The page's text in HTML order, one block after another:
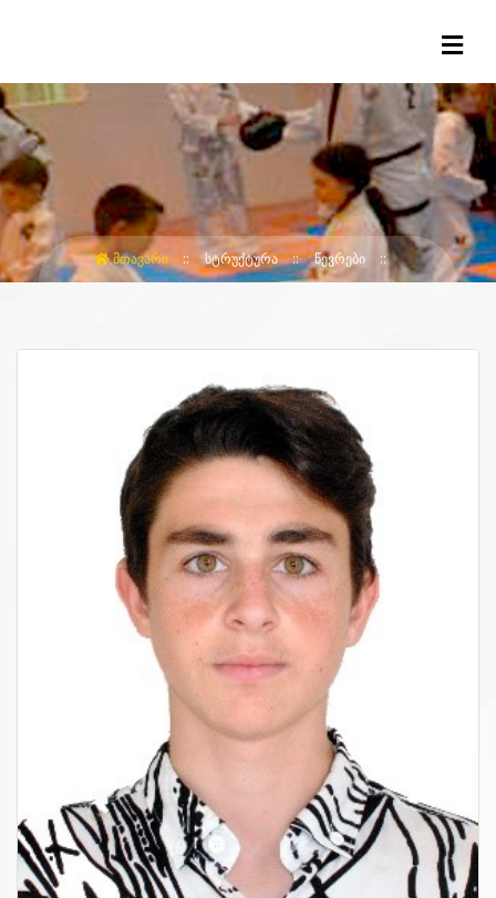
ᲛᲗᲐᲕᲐᲠᲘ ᲡᲢᲠᲣᲥᲢᲣᲠᲐ ᲬᲔᲕᲠᲔᲑᲘ